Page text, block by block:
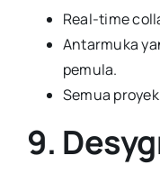
Real-time
Antarmuka
pemula.
Semua
9.